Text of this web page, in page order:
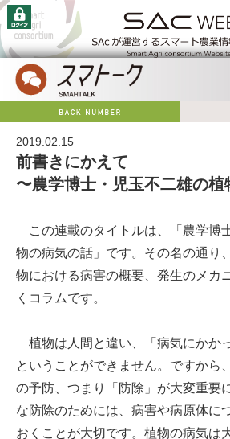
2019.02.15
前書きにかえて
〜農学博士・児玉不二雄の植
この連載のタイトルは、「農学博
物の病気の話」です。その名の通り
物における病害の概要、発生のメカ
くコラムです。
植物は人間と違い、「病気にかか
ということができません。ですから
の予防、つまり「防除」が大変重要
な防除のためには、病害や病原体に
おくことが大切です。植物の病気は